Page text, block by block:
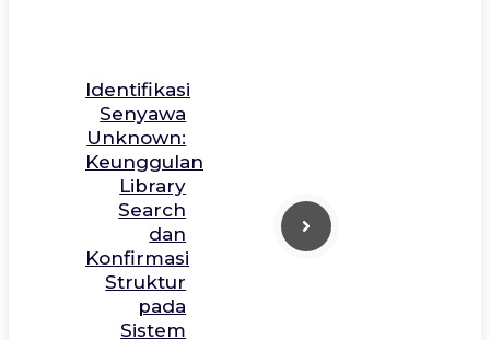
Identifikasi
Senyawa
Unknown:
Keunggulan
Library
Search
dan
Konfirmasi
Struktur
pada
Sistem